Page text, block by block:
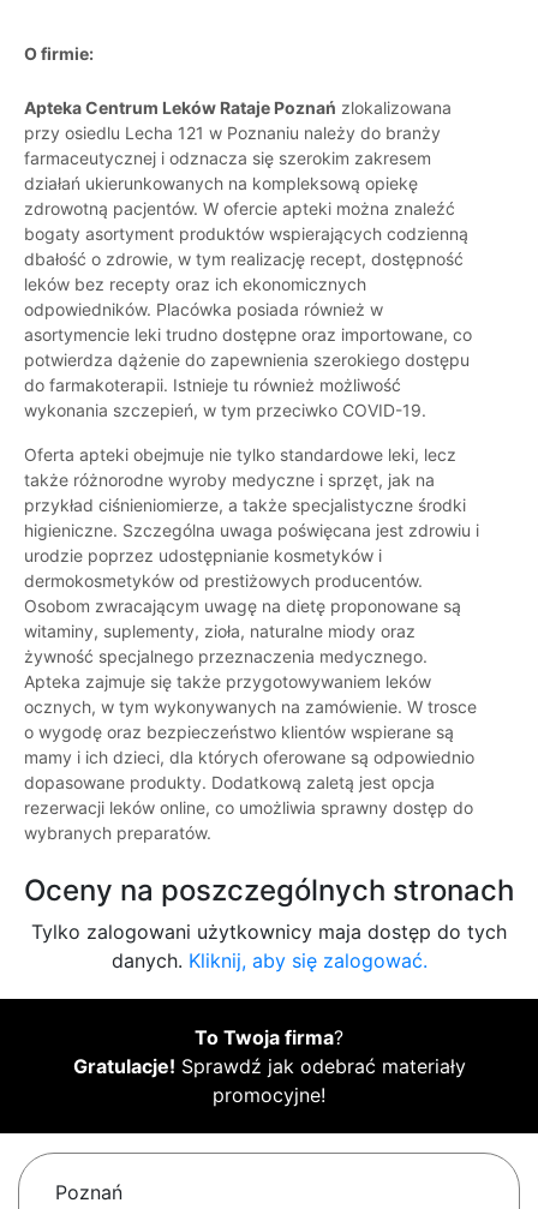
O firmie:
Apteka Centrum Leków Rataje Poznań zlokalizowana
przy osiedlu Lecha 121 w Poznaniu należy do branży
farmaceutycznej i odznacza się szerokim zakresem
działań ukierunkowanych na kompleksową opiekę
zdrowotną pacjentów. W ofercie apteki można znaleźć
bogaty asortyment produktów wspierających codzienną
dbałość o zdrowie, w tym realizację recept, dostępność
leków bez recepty oraz ich ekonomicznych
odpowiedników. Placówka posiada również w
asortymencie leki trudno dostępne oraz importowane, co
potwierdza dążenie do zapewnienia szerokiego dostępu
do farmakoterapii. Istnieje tu również możliwość
wykonania szczepień, w tym przeciwko COVID-19.
Oferta apteki obejmuje nie tylko standardowe leki, lecz
także różnorodne wyroby medyczne i sprzęt, jak na
przykład ciśnieniomierze, a także specjalistyczne środki
higieniczne. Szczególna uwaga poświęcana jest zdrowiu i
urodzie poprzez udostępnianie kosmetyków i
dermokosmetyków od prestiżowych producentów.
Osobom zwracającym uwagę na dietę proponowane są
witaminy, suplementy, zioła, naturalne miody oraz
żywność specjalnego przeznaczenia medycznego.
Apteka zajmuje się także przygotowywaniem leków
ocznych, w tym wykonywanych na zamówienie. W trosce
o wygodę oraz bezpieczeństwo klientów wspierane są
mamy i ich dzieci, dla których oferowane są odpowiednio
dopasowane produkty. Dodatkową zaletą jest opcja
rezerwacji leków online, co umożliwia sprawny dostęp do
wybranych preparatów.
Oceny na poszczególnych stronach
Tylko zalogowani użytkownicy maja dostęp do tych
danych. Kliknij, aby się zalogować.
To Twoja firma?
Gratulacje! Sprawdź jak odebrać materiały
promocyjne!
Poznań